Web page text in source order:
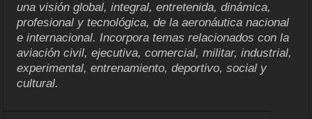
una visión global, integral, entretenida, dinámica,
profesional y tecnológica, de la aeronáutica nacional
e internacional. Incorpora temas relacionados con la
aviación civil, ejecutiva, comercial, militar, industrial,
experimental, entrenamiento, deportivo, social y
cultural.